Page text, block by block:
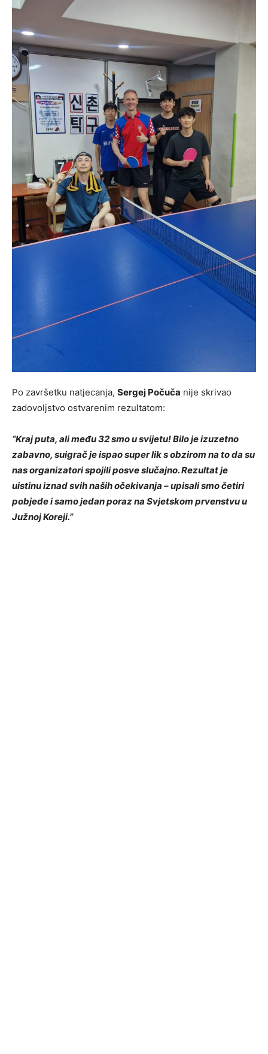
​Po završetku natjecanja, Sergej Počuča nije skrivao
zadovoljstvo ostvarenim rezultatom:
“Kraj puta, ali među 32 smo u svijetu! Bilo je izuzetno
zabavno, suigrač je ispao super lik s obzirom na to da su
nas organizatori spojili posve slučajno. Rezultat je
uistinu iznad svih naših očekivanja – upisali smo četiri
pobjede i samo jedan poraz na Svjetskom prvenstvu u
Južnoj Koreji.”